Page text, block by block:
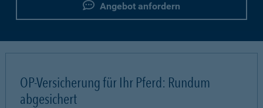
Angebot anfordern
OP-Versicherung für Ihr Pferd: Rundum
abgesichert